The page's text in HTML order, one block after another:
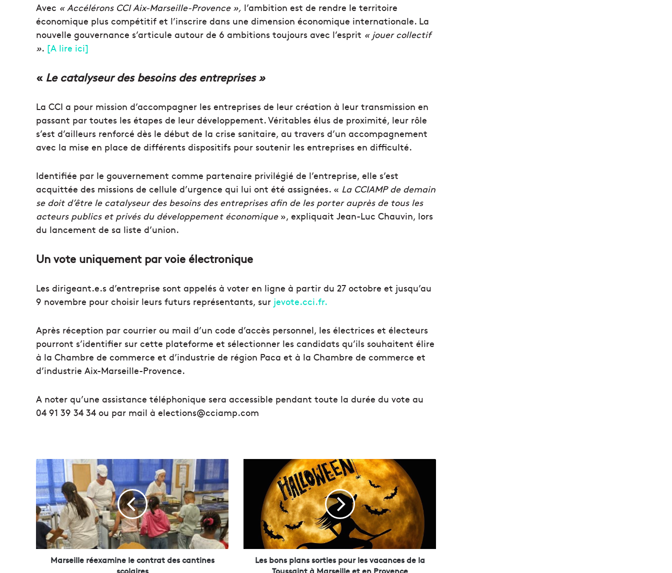
Avec « Accélérons CCI Aix-Marseille-Provence », l’ambition est de rendre le territoire
économique plus compétitif et l’inscrire dans une dimension économique internationale. La
nouvelle gouvernance s’articule autour de 6 ambitions toujours avec l’esprit « jouer collectif
». [A lire ici]
« Le catalyseur des besoins des entreprises »
La CCI a pour mission d’accompagner les entreprises de leur création à leur transmission en
passant par toutes les étapes de leur développement. Véritables élus de proximité, leur rôle
s’est d’ailleurs renforcé dès le début de la crise sanitaire, au travers d’un accompagnement
avec la mise en place de différents dispositifs pour soutenir les entreprises en difficulté.
Identifiée par le gouvernement comme partenaire privilégié de l’entreprise, elle s’est
acquittée des missions de cellule d’urgence qui lui ont été assignées. « La CCIAMP de demain
se doit d’être le catalyseur des besoins des entreprises afin de les porter auprès de tous les
acteurs publics et privés du développement économique», expliquait Jean-Luc Chauvin, lors
du lancement de sa liste d’union.
Un vote uniquement par voie électronique
Les dirigeant.e.s d’entreprise sont appelés à voter en ligne à partir du 27 octobre et jusqu’au
9 novembre pour choisir leurs futurs représentants, sur jevote.cci.fr.
Après réception par courrier ou mail d’un code d’accès personnel, les électrices et électeurs
pourront s’identifier sur cette plateforme et sélectionner les candidats qu’ils souhaitent élire
à la Chambre de commerce et d’industrie de région Paca et à la Chambre de commerce et
d’industrie Aix-Marseille-Provence.
A noter qu’une assistance téléphonique sera accessible pendant toute la durée du vote au
04 91 39 34 34 ou par mail à elections@cciamp.com
M
a
r
s
e
i
e
Marseille réexamine le contrat des cantines
scolaires
l
Les bons plans sorties pour les vacances de la
Toussaint à Marseille et en Provence